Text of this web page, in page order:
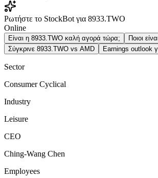
Ρωτήστε το StockBot για 8933.TWO
Online
Είναι η 8933.TWO καλή αγορά τώρα;
Ποιοι
Σύγκρινε 8933.TWO vs AMD
Earnings outlook
Sector
Consumer Cyclical
Industry
Leisure
CEO
Ching-Wang Chen
Employees